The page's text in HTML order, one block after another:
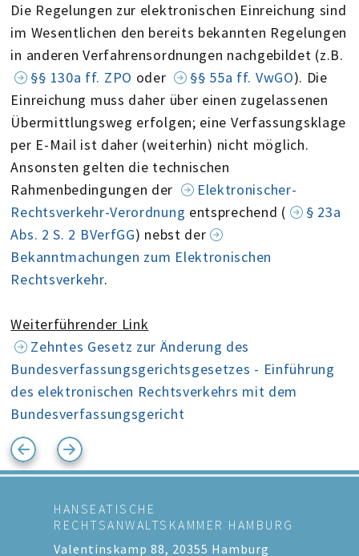
Die Regelungen zur elektronischen Einreichung sind
im Wesentlichen den bereits bekannten Regelungen
in anderen Verfahrensordnungen nachgebildet (z.B.
§§ 130a ff. ZPO oder §§ 55a ff. VwGO). Die
Einreichung muss daher über einen zugelassenen
Übermittlungsweg erfolgen; eine Verfassungsklage
per E-Mail ist daher (weiterhin) nicht möglich.
Ansonsten gelten die technischen
Rahmenbedingungen der
Elektronischer-
Rechtsverkehr-Verordnung entsprechend (
§ 23a
Abs. 2 S. 2 BVerfGG) nebst der
Bekanntmachungen zum Elektronischen
Rechtsverkehr.
Weiterführender Link
Zehntes Gesetz zur Änderung des
Bundesverfassungsgerichtsgesetzes - Einführung
des elektronischen Rechtsverkehrs mit dem
Bundesverfassungsgericht
HANSEATISCHE
RECHTSANWALTSKAMMER HAMBURG
Valentinskamp 88, 20355 Hamburg